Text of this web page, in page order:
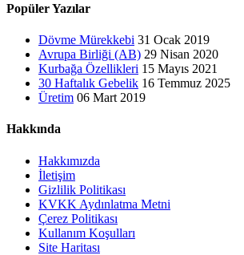
Popüler Yazılar
Dövme Mürekkebi 31 Ocak 2019
Avrupa Birliği (AB) 29 Nisan 2020
Kurbağa Özellikleri 15 Mayıs 2021
30 Haftalık Gebelik 16 Temmuz 2025
Üretim 06 Mart 2019
Hakkında
Hakkımızda
İletişim
Gizlilik Politikası
KVKK Aydınlatma Metni
Çerez Politikası
Kullanım Koşulları
Site Haritası